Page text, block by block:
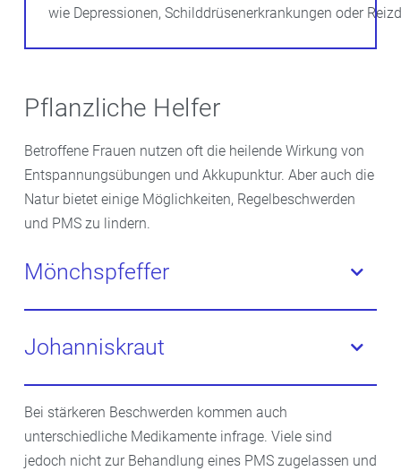
wie Depressionen, Schilddrüsenerkrankungen oder
Pflanzliche Helfer
Betroffene Frauen nutzen oft die heilende Wirkung von
Entspannungsübungen und Akkupunktur. Aber auch die
Natur bietet einige Möglichkeiten, Regelbeschwerden
und PMS zu lindern.
Mönchspfeffer
Der Extrakt aus Mönchspfeffer (Vitex agnus castus)
wirkt regulierend auf bestimmte Sexualhormone und
Brüste vor den Tagen lindern. Mönchspfeffer-
Präparate können außerdem helfen, einen
unregelmäßigen Zyklus zu regulieren.
Johanniskraut
Wird die Periode von Stimmungsschwankungen
begleitet, kannJohanniskraut(Hypericum
perforatum) helfen. Es beeinflusst die Wirkung von
Botenstoffen im Nervensystem. Johanniskraut kann
Bei stärkeren Beschwerden kommen auch
unterschiedliche Medikamente infrage. Viele sind
jedoch nicht zur Behandlung eines PMS zugelassen und